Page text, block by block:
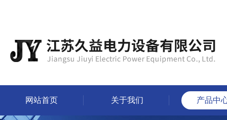
网站首页 关于我们 产品中